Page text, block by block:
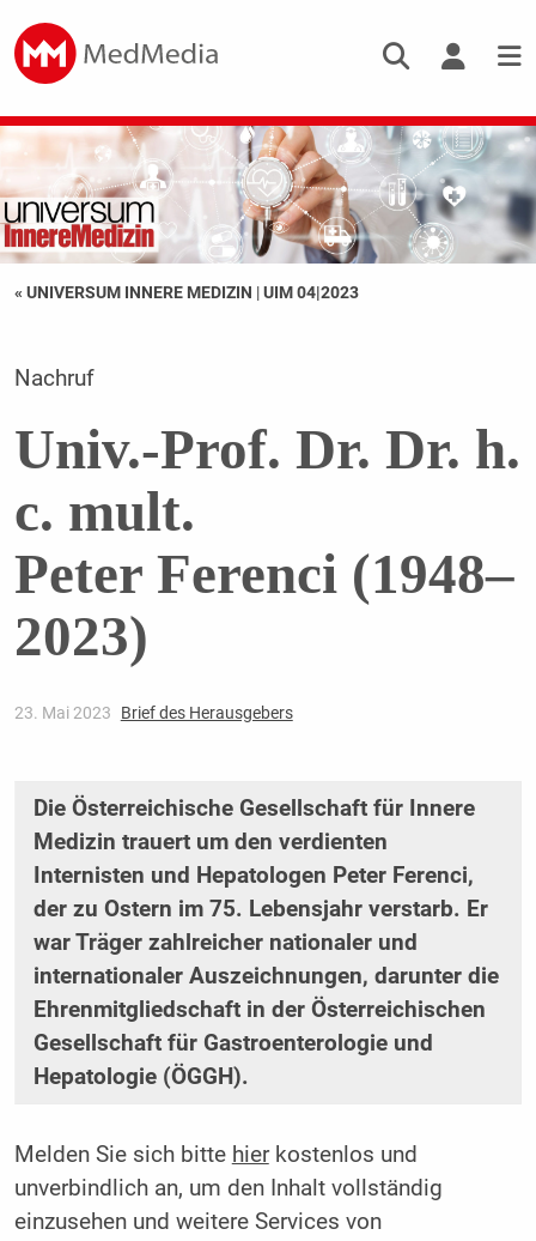
« UNIVERSUM INNERE MEDIZIN |UIM 04|2023
Nachruf
Univ.-Prof. Dr. Dr. h.
c. mult.
Peter Ferenci (1948–
2023)
23. Mai 2023 Brief des Herausgebers
Die Österreichische Gesellschaft für Innere
Medizin trauert um den verdienten
Internisten und Hepatologen Peter Ferenci,
der zu Ostern im 75. Lebensjahr verstarb. Er
war Träger zahlreicher nationaler und
internationaler Auszeichnungen, darunter die
Ehrenmitgliedschaft in der Österreichischen
Gesellschaft für Gastroenterologie und
Hepatologie (ÖGGH).
Melden Sie sich bitte hierkostenlos und
unverbindlich an, um den Inhalt vollständig
einzusehen und weitere Services von